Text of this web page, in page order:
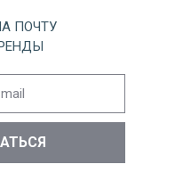
ПОЧТУ